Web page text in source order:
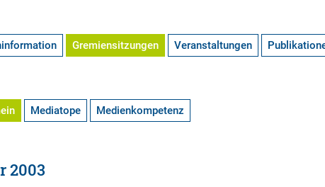
Gremiensitzungen Veranstaltungen
Mediatope Medienkompetenz
2003